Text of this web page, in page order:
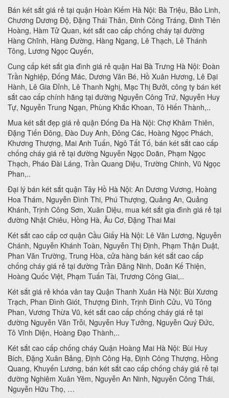
Bán két sắt giá rẻ tại quận Hoàn Kiếm Hà Nội: Bà Triệu, Bảo Linh,
Chương Dương Độ, Đặng Thái Thân, Đinh Công Tráng, Đinh Tiên
Hoàng, Hàm Tử Quan, két sắt cao cấp chống cháy tại đường
Hàng Chĩnh, Hàng Đường, Hàng Ngang, Lê Thạch, Lê Thánh
Tông, Lương Ngọc Quyến,
Cung cấp két sắt gia đình giá rẻ quận Hai Bà Trưng Hà Nội: Đoàn
Trần Nghiệp, Đống Mác, Dương Văn Bé, Hồ Xuân Hương, Lê Đại
Hành, Lê Gia Đỉnh, Lê Thanh Nghị, Mạc Thị Bưởi, công ty bán két
sắt cao cấp chính hãng tại đường Nguyễn Công Trứ, Nguyễn Huy
Tự, Nguyễn Trung Ngạn, Phùng Khắc Khoan, Tô Hiến Thành,..
Mua két sắt đẹp giá rẻ quận Đống Đa Hà Nội: Chợ Khâm Thiên,
Đặng Tiến Đông, Đào Duy Anh, Đông Các, Hoàng Ngọc Phách,
Khương Thượng, Mai Anh Tuấn, Ngô Tất Tố, bán két sắt cao cấp
chống cháy giá rẻ tại đường Nguyễn Ngọc Doãn, Phạm Ngọc
Thạch, Pháo Đài Láng, Trần Quang Diệu, Trường Chinh, Vũ Ngọc
Phan,..
Đại lý bán két sắt quận Tây Hồ Hà Nội: An Dương Vương, Hoàng
Hoa Thám, Nguyễn Đình Thi, Phú Thượng, Quảng An, Quảng
Khánh, Trịnh Công Sơn, Xuân Diệu, mua két sắt gia đình giá rẻ tại
đường Nhật Chiêu, Hồng Hà, Âu Cơ, Đặng Thai Mai
Két sắt cao cấp cơ quận Cầu Giấy Hà Nội: Lê Văn Lương, Nguyễn
Chánh, Nguyễn Khánh Toàn, Nguyễn Thị Định, Phạm Thận Duật,
Phan Văn Trường, Trung Hòa, cửa hàng bán két sắt cao cấp
chống cháy giá rẻ tại đường Trần Đăng Ninh, Doãn Kế Thiện,
Hoàng Quốc Việt, Phạm Tuấn Tài, Trương Công Giai,..
Két sắt giá rẻ khóa vân tay Quận Thanh Xuân Hà Nội: Bùi Xương
Trạch, Phan Đình Giót, Thượng Đình, Trịnh Đình Cửu, Vũ Tông
Phan, Vương Thừa Vũ, két sắt cao cấp chống cháy giá rẻ tại
đường Nguyễn Văn Trỗi, Nguyễn Huy Tưởng, Nguyễn Quý Đức,
Tô Vĩnh Diện, Hoàng Đạo Thành,..
Két sắt cao cấp chống cháy Quận Hoàng Mai Hà Nội: Bùi Huy
Bích, Đặng Xuân Bảng, Định Công Hạ, Định Công Thượng, Hồng
Quang, Khuyến Lương, bán két sắt cao cấp chống cháy giá rẻ tại
đường Nghiêm Xuân Yêm, Nguyễn An Ninh, Nguyễn Công Thái,
Nguyễn Hữu Thọ, …